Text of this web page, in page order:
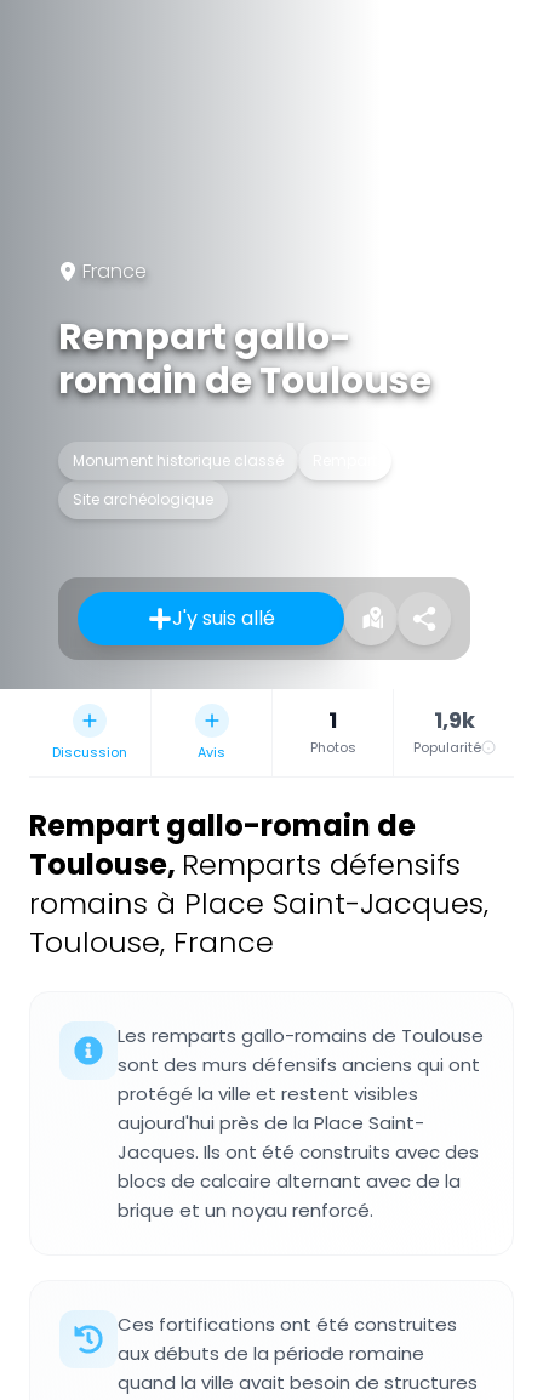
France
Rempart gallo-
romain de Toulouse
Monument historique classé
Site archéologique
J'y suis allé
Discussion Avis
1
Photos
1,9k
Popularité
Rempart gallo-romain de
Toulouse, Remparts défensifs
romains à Place Saint-Jacques,
Toulouse, France
Les remparts gallo-romains de Toulouse
sont des murs défensifs anciens qui ont
protégé la ville et restent visibles
aujourd'hui près de la Place Saint-
Jacques. Ils ont été construits avec des
blocs de calcaire alternant avec de la
brique et un noyau renforcé.
Ces fortifications ont été construites
aux débuts de la période romaine
quand la ville avait besoin de structures